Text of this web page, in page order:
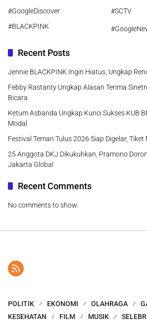
#GoogleDiscover
#SCTV
#BLACKPINK
Recent Posts
Jennie BLACKPINK Ingin Hiatus, Ungkap
Febby Rastanty Ungkap Alasan Terima
Bicara
Ketum Asbanda Ungkap Kunci Sukses KUB
Modal
Festival Teman Tulus 2026 Siap Digelar, Tiket
25 Anggota DKJ Dikukuhkan, Pramono
Jakarta Global
Recent Comments
No comments to show.
POLITIK EKONOMI OLAHRAGA
KESEHATAN
FILM MUSIK